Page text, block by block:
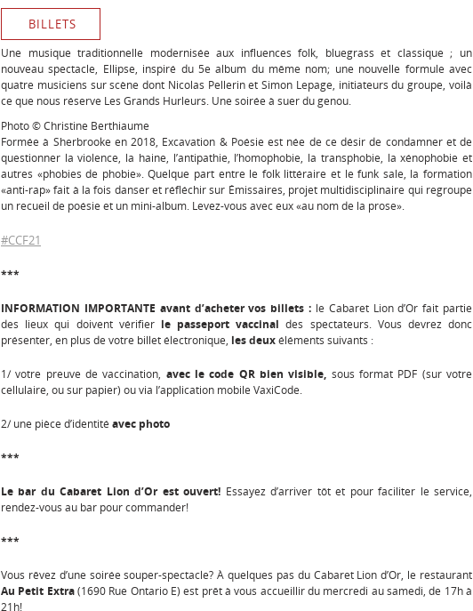
BILLETS
Une musique traditionnelle modernisée aux influences folk, bluegrass et classique ; un
nouveau spectacle, Ellipse, inspiré du 5e album du même nom; une nouvelle formule avec
quatre musiciens sur scène dont Nicolas Pellerin et Simon Lepage, initiateurs du groupe, voilà
ce que nous réserve Les Grands Hurleurs. Une soirée à suer du genou.
Photo © Christine Berthiaume
Formée à Sherbrooke en 2018, Excavation & Poésie est née de ce désir de condamner et de
questionner la violence, la haine, l’antipathie, l’homophobie, la transphobie, la xénophobie et
autres «phobies de phobie». Quelque part entre le folk littéraire et le funk sale, la formation
«anti-rap» fait à la fois danser et réfléchir sur Émissaires, projet multidisciplinaire qui regroupe
un recueil de poésie et un mini-album. Levez-vous avec eux «au nom de la prose».
#CCF21
***
INFORMATION IMPORTANTE avant d’acheter vos billets : le Cabaret Lion d’Or fait partie
des lieux qui doivent vérifier le passeport vaccinal des spectateurs. Vous devrez donc
présenter, en plus de votre billet électronique, les deuxéléments suivants :
1/ votre preuve de vaccination, avec le code QR bien visible, sous format PDF (sur votre
cellulaire, ou sur papier) ou via l’application mobile VaxiCode.
2/ une pièce d’identité avec photo
***
Le bar du Cabaret Lion d’Or est ouvert! Essayez d’arriver tôt et pour faciliter le service,
rendez-vous au bar pour commander!
***
Vous rêvez d’une soirée souper-spectacle? À quelques pas du Cabaret Lion d’Or, le restaurant
Au Petit Extra(1690 Rue Ontario E) est prêt à vous accueillir du mercredi au samedi, de 17h à
21h!